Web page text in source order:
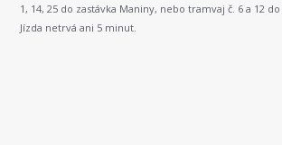
1, 14, 25 do zastávka Maniny, nebo tramvaj č. 6 a 12
Jízda netrvá ani 5 minut.